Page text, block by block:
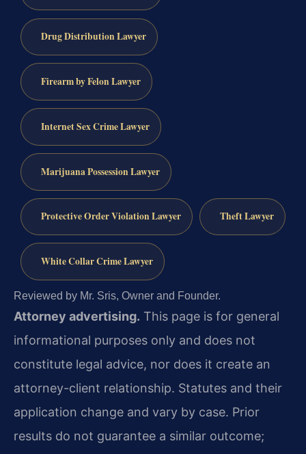
Drug Distribution Lawyer
Firearm by Felon Lawyer
Internet Sex Crime Lawyer
Marijuana Possession Lawyer
Protective Order Violation Lawyer Theft Lawyer
White Collar Crime Lawyer
Reviewed by Mr. Sris, Owner and Founder.
Attorney advertising. This page is for general
informational purposes only and does not
constitute legal advice, nor does it create an
attorney-client relationship. Statutes and their
application change and vary by case. Prior
results do not guarantee a similar outcome;